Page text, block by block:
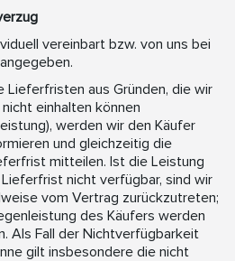
vereinbart bzw. von uns bei
Lieferfristen aus Gründen, die wir
einhalten können
werden wir den Käufer
und gleichzeitig die
mitteilen. Ist die Leistung
nicht verfügbar, sind wir
vom Vertrag zurückzutreten;
des Käufers werden
Als Fall der Nichtverfügbarkeit
gilt insbesondere die nicht